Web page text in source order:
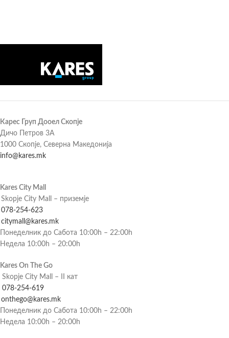
Карес Груп Дооел Скопје
Дичо Петров 3А
1000 Скопје, Северна Македонија
info@kares.mk
Kares City Mall
Skopje City Mall – приземје
078-254-623
citymall@kares.mk
Понеделник до Сабота 10:00h – 22:00h
Недела 10:00h – 20:00h
Kares On The Go
Skopje City Mall – II кат
078-254-619
onthego@kares.mk
Понеделник до Сабота 10:00h – 22:00h
Недела 10:00h – 20:00h